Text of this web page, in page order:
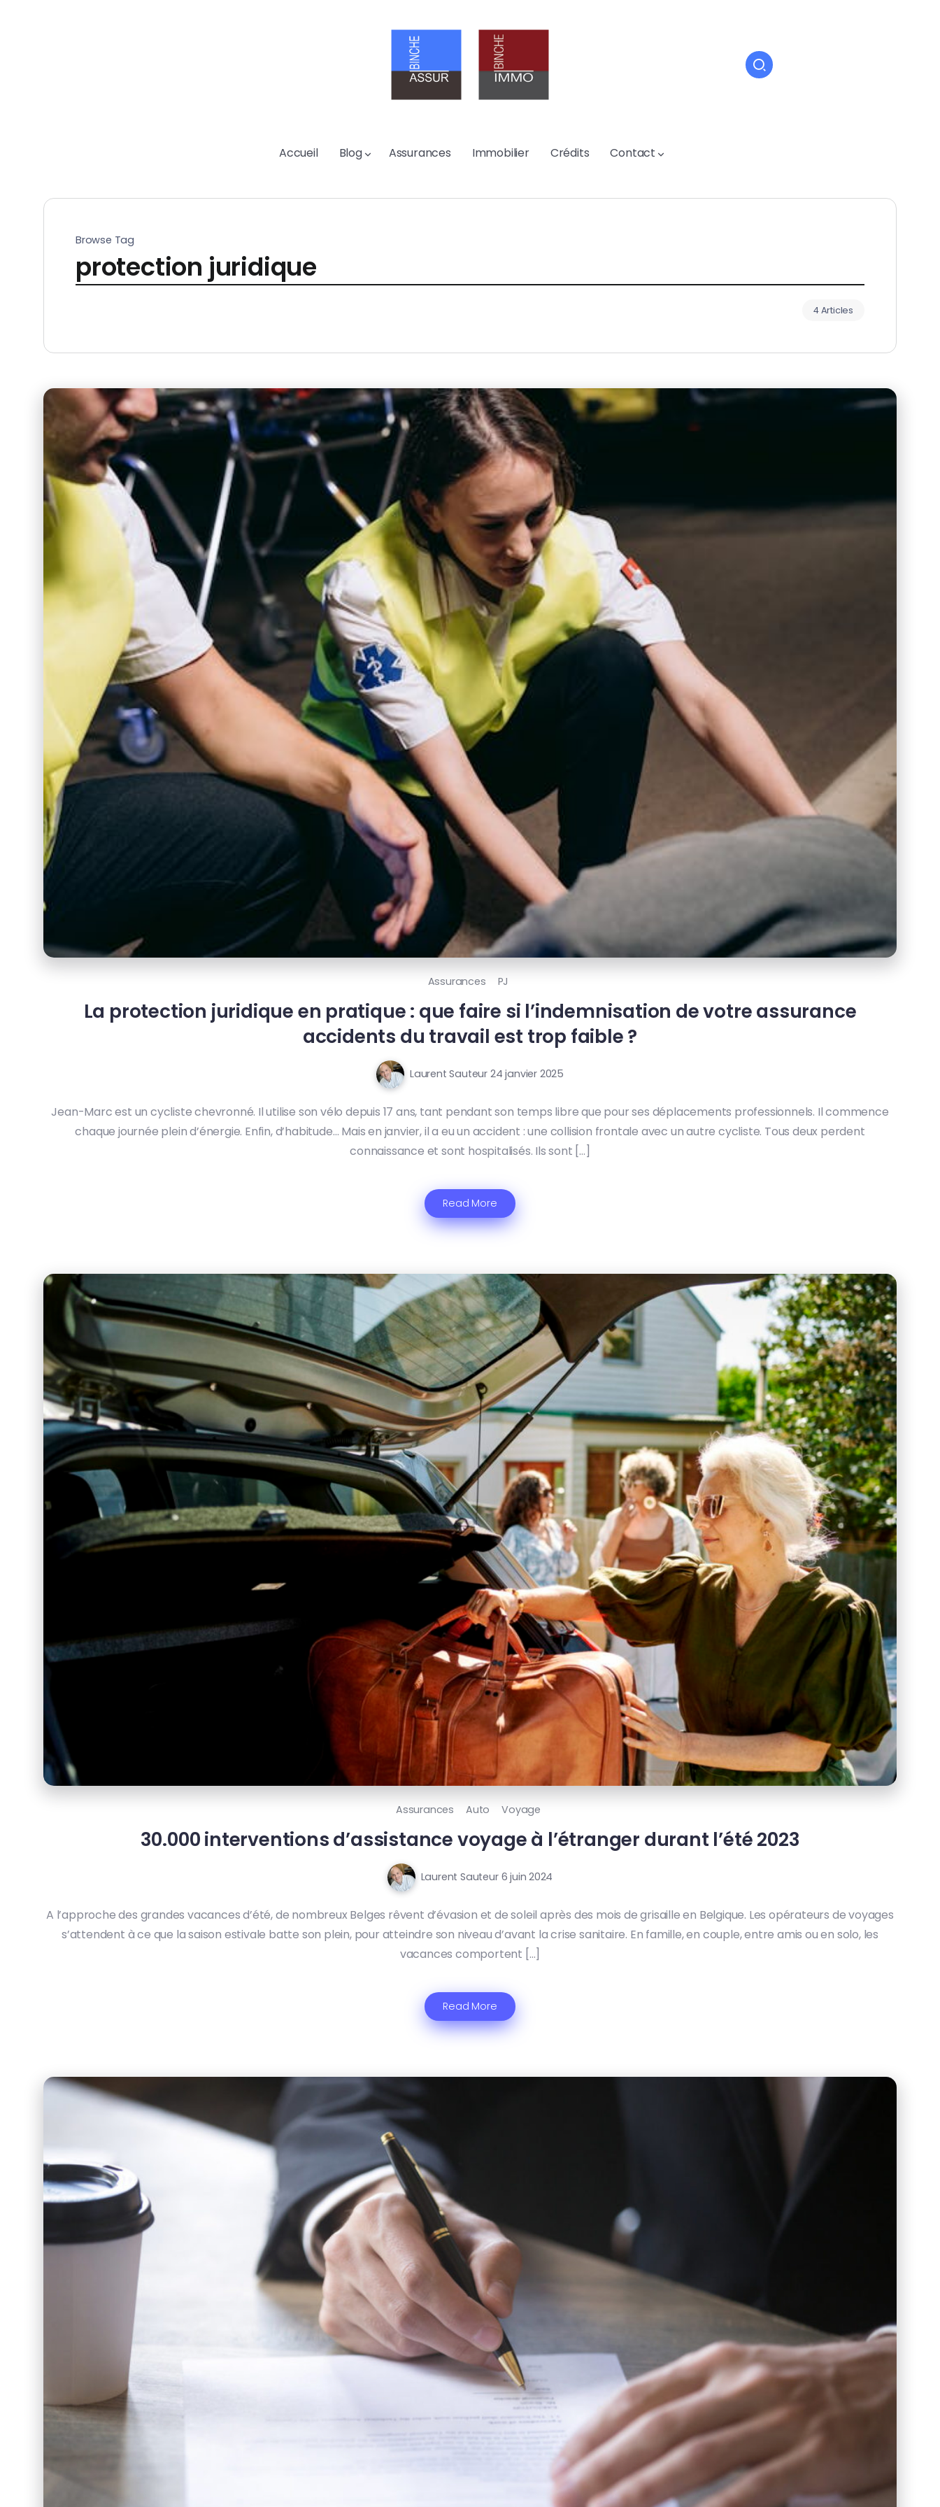
Accueil Blog Assurances Immobilier Crédits Contact
Browse Tag
protection juridique
4 Articles
Assurances PJ
La protection juridique en pratique : que faire si l’indemnisation de votre assurance
accidents du travail est trop faible ?
Laurent Sauteur 24 janvier 2025
Jean-Marc est un cycliste chevronné. Il utilise son vélo depuis 17 ans, tant pendant son temps libre que pour ses déplacements professionnels. Il commence
chaque journée plein d’énergie. Enfin, d’habitude… Mais en janvier, il a eu un accident : une collision frontale avec un autre cycliste. Tous deux perdent
connaissance et sont hospitalisés. Ils sont […]
Read More
Assurances Auto Voyage
30.000 interventions d’assistance voyage à l’étranger durant l’été 2023
Laurent Sauteur 6 juin 2024
A l’approche des grandes vacances d’été, de nombreux Belges rêvent d’évasion et de soleil après des mois de grisaille en Belgique. Les opérateurs de voyages
s’attendent à ce que la saison estivale batte son plein, pour atteindre son niveau d’avant la crise sanitaire. En famille, en couple, entre amis ou en solo, les
vacances comportent […]
Read More